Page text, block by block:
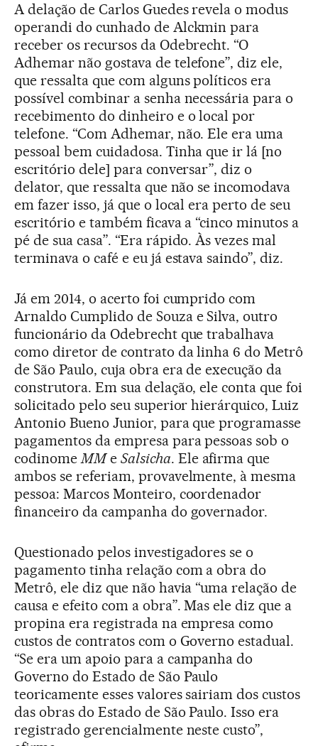
A delação de Carlos Guedes revela o modus
operandi do cunhado de Alckmin para
receber os recursos da Odebrecht. “O
Adhemar não gostava de telefone”, diz ele,
que ressalta que com alguns políticos era
possível combinar a senha necessária para o
recebimento do dinheiro e o local por
telefone. “Com Adhemar, não. Ele era uma
pessoal bem cuidadosa. Tinha que ir lá [no
escritório dele] para conversar”, diz o
delator, que ressalta que não se incomodava
em fazer isso, já que o local era perto de seu
escritório e também ficava a “cinco minutos a
pé de sua casa”. “Era rápido. Às vezes mal
terminava o café e eu já estava saindo”, diz.
Já em 2014, o acerto foi cumprido com
Arnaldo Cumplido de Souza e Silva, outro
funcionário da Odebrecht que trabalhava
como diretor de contrato da linha 6 do Metrô
de São Paulo, cuja obra era de execução da
construtora. Em sua delação, ele conta que foi
solicitado pelo seu superior hierárquico, Luiz
Antonio Bueno Junior, para que programasse
pagamentos da empresa para pessoas sob o
codinomeMMe Salsicha. Ele afirma que
ambos se referiam, provavelmente, à mesma
pessoa: Marcos Monteiro, coordenador
financeiro da campanha do governador.
Questionado pelos investigadores se o
pagamento tinha relação com a obra do
Metrô, ele diz que não havia “uma relação de
causa e efeito com a obra”. Mas ele diz que a
propina era registrada na empresa como
custos de contratos com o Governo estadual.
“Se era um apoio para a campanha do
Governo do Estado de São Paulo
teoricamente esses valores sairiam dos custos
das obras do Estado de São Paulo. Isso era
registrado gerencialmente neste custo”,